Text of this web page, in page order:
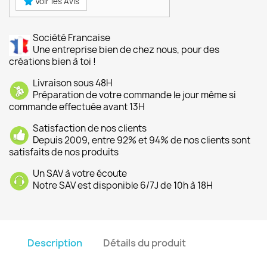
Société Francaise
Une entreprise bien de chez nous, pour des
créations bien à toi !
Livraison sous 48H
Préparation de votre commande le jour même si
commande effectuée avant 13H
Satisfaction de nos clients
Depuis 2009, entre 92% et 94% de nos clients sont
satisfaits de nos produits
Un SAV à votre écoute
Notre SAV est disponible 6/7J de 10h à 18H
Description Détails du produit